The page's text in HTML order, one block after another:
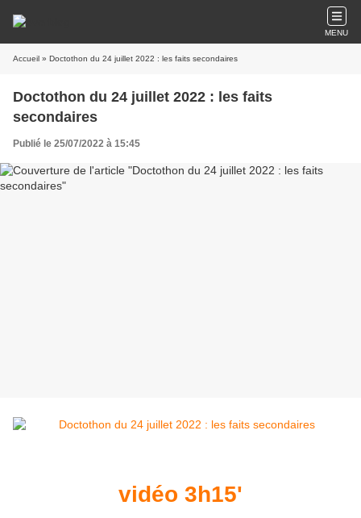
MENU
Accueil » Doctothon du 24 juillet 2022 : les faits secondaires
Doctothon du 24 juillet 2022 : les faits
secondaires
Publié le 25/07/2022 à 15:45
vidéo 3h15'